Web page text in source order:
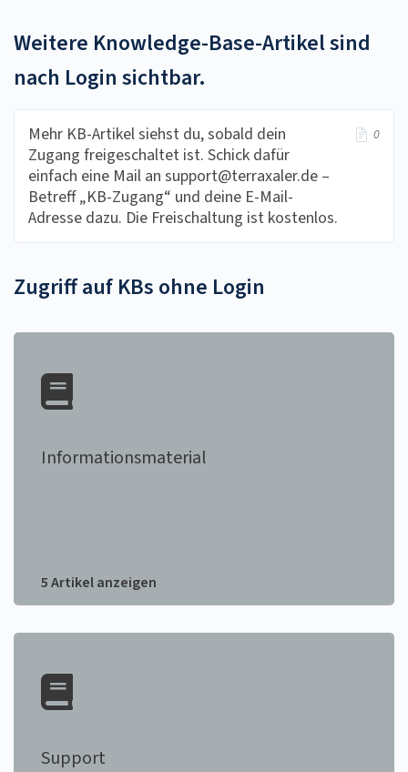
Weitere Knowledge-Base-Artikel sind
nach Login sichtbar.
Mehr KB-Artikel siehst du, sobald dein
Zugang freigeschaltet ist. Schick dafür
einfach eine Mail an support@terraxaler.de –
Betreff „KB-Zugang“ und deine E-Mail-
Adresse dazu. Die Freischaltung ist kostenlos.
0
Zugriff auf KBs ohne Login
Informationsmaterial
5 Artikel anzeigen
Support